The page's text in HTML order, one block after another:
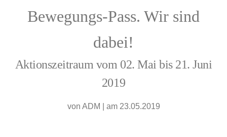
Bewegungs-Pass. Wir sind
dabei!
Aktionszeitraum vom 02. Mai bis 21. Juni
2019
von ADM am 23.05.2019